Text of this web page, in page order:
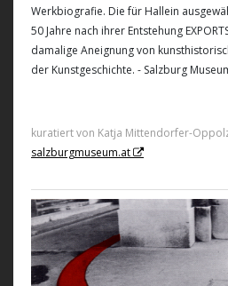
Werkbiografie. Die für Hallein
50 Jahre nach ihrer Entstehung
damalige Aneignung von
der Kunstgeschichte. - Salzburg
kuratiert von Katja Mittendorfer-
salzburgmuseum.at